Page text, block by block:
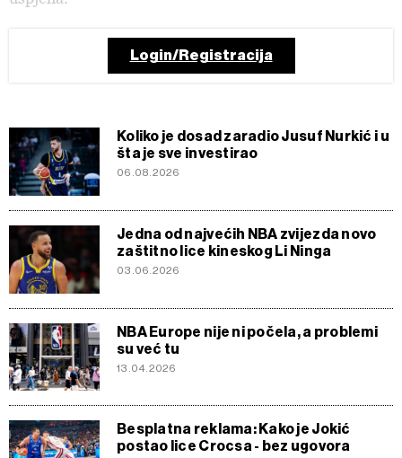
Login/Registracija
Koliko je dosad zaradio Jusuf Nurkić i u
šta je sve investirao
06.08.2026
Jedna od najvećih NBA zvijezda novo
zaštitno lice kineskog Li Ninga
03.06.2026
NBA Europe nije ni počela, a problemi
su već tu
13.04.2026
Besplatna reklama: Kako je Jokić
postao lice Crocsa - bez ugovora